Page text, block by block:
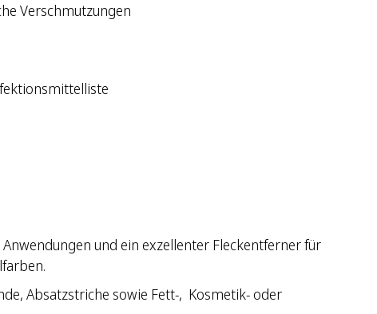
Verschmutzungen
und ein exzellenter Fleckentferner für
Absatzstriche sowie Fett-, Kosmetik- oder